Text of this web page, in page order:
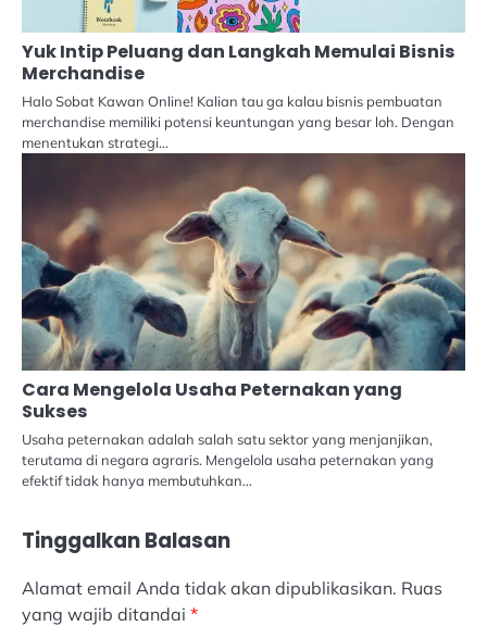
Yuk Intip Peluang dan Langkah Memulai Bisnis
Merchandise
Halo Sobat Kawan Online! Kalian tau ga kalau bisnis pembuatan
merchandise memiliki potensi keuntungan yang besar loh. Dengan
menentukan strategi…
Cara Mengelola Usaha Peternakan yang
Sukses
Usaha peternakan adalah salah satu sektor yang menjanjikan,
terutama di negara agraris. Mengelola usaha peternakan yang
efektif tidak hanya membutuhkan…
Tinggalkan Balasan
Alamat email Anda tidak akan dipublikasikan. Ruas
yang wajib ditandai *